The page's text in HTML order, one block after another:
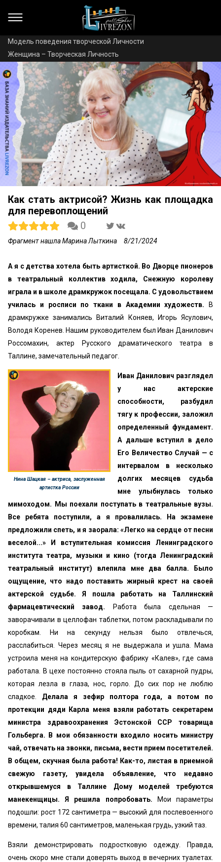
Модель поведения творческой Личности
Женщина – Творческая Личность
Как стать актрисой? Жизнь как площадка
для перевоплощений
0
Фрагмент нашла Марина Лыткина 8/21/2024
А я с детства хотела быть артисткой. Во Дворце пионеров
в театральный коллектив ходила, Снежную королеву
играла и в школе драмкружок посещала. С удовольствием
училась и росписи по ткани в Академии художеств. В
драмкружке занимались Виталий Коняев, Игорь Ясулович,
Володя Коренев. Нашим руководителем был Иван Данилович
Россомахин, актер Русского драматического театра в
Таллине, замечательный педагог.
Нина Шацкая – актриса, заслуженная
артистка России
Иван Данилович разглядел
у нас актерские
способности, разбудил
тягу к профессии, заложил
определенный фундамент.
А дальше вступил в дело
Его Величество Случай — с
интервалом в несколько
долгих месяцев судьба
мне улыбнулась только
мимоходом. Мы поехали поступать в театральные вузы.
Все ребята поступили, а я провалилась. На экзамене
предложили спеть, и я заорала: «Легко на сердце от песни
веселой...» И вступительная комиссия Ленинградского
института театра, музыки и кино (тогда Ленинградский
театральный институт) влепила мне два балла.
Было
ощущение, что надо поставить жирный крест на своей
актерской судьбе. Я пошла работать на Таллинский
фармацевтический завод. Работа была сдельная —
заворачивали в целлофан таблетки, потом раскладывали по
коробкам. Ни на секунду нельзя было отвлечься,
расслабиться. Через месяц я не выдержала и ушла. Мама
устроила меня на кондитерскую фабрику «Калев», где сама
работала. В цехе постоянно стояла пыль от сахарной пудры,
которая лезла в глаза, нос, горло. До сих пор не люблю
сладкое.
Делала я зефир полтора года, а потом по
протекции дяди Карла меня взяли работать секретарем
министра здравоохранения Эстонской ССР товарища
Гольберга. В мои обязанности входило носить министру
чай, отвечать на звонки, письма, вести прием посетителей.
В общем, скучная была работа! Как-то, листая в приемной
свежую газету, увидела объявление, что недавно
открывшемуся в Таллине Дому моделей требуются
манекенщицы. Я решила попробовать.
Мои параметры
подошли: рост 172 сантиметра — высокий для послевоенного
времени, талия 60 сантиметров, маленькая грудь, узкий таз.
Взяли демонстрировать подростковую одежду. Правда,
очень скоро мне стали доверять выход в вечерних туалетах.